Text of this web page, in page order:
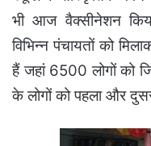
भी आज वैक्सीनेशन
विभिन्न पंचायतों को
हैं जहां 6500 लोगों को
के लोगों को पहला और